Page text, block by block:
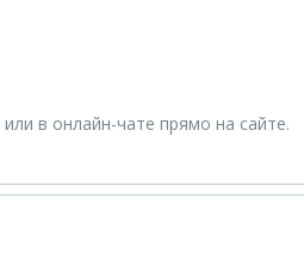
или в онлайн-чате прямо на сайте.